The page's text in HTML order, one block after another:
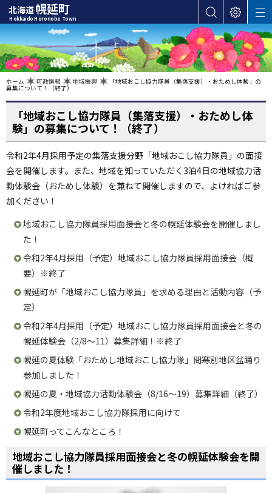
本
文
へ
カ
テ
ゴ
リ
メ
ニ
ュ
ー
へ
北海道幌延町
Hokkaido Horonobe Town
表
設
定
サ
イ
ト
内
検
索
M
E
N
U
在
位
の
ホーム 町政情報 地域振興 「地域おこし協力隊員（集落支援）・おためし体験」の
募集について！（終了）
「地域おこし協力隊員（集落支援）・おためし体
験」の募集について！（終了）
令和2年4月採用予定の集落支援分野「地域おこし協力隊員」の面接
会を開催します。また、地域を知っていただく3泊4日の地域協力活
動体験会（おためし体験）を兼ねて開催しますので、よければご参
加ください！
地域おこし協力隊員採用面接会と冬の幌延体験会を開催しまし
た！
令和2年4月採用（予定）地域おこし協力隊員採用面接会（概
要）※終了
幌延町が「地域おこし協力隊員」を求める理由と活動内容（予
定）
令和2年4月採用（予定）地域おこし協力隊員採用面接会と冬の
幌延体験会（2/8〜11）募集詳細！※終了
幌延の夏体験「おためし地域おこし協力隊」問寒別地区盆踊り
参加しました！
幌延の夏・地域協力活動体験会（8/16〜19）募集詳細（終了）
令和2年度地域おこし協力隊採用に向けて
幌延町ってこんなところ！
地域おこし協力隊員採用面接会と冬の幌延体験会を開
催しました！